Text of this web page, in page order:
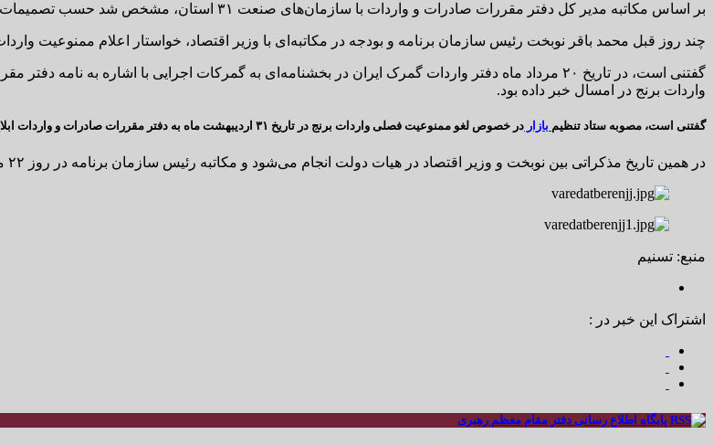
بر اساس مکاتبه مدیر کل دفتر مقررات صادرات و واردات با سازمان‌های صنعت ۳۱ استان، مشخص شد حسب تصمیمات ستاد تنظیم بازار، ممنوعیت فصلی واردات برنج در امسال کماکان برقرار است.
چند روز قبل محمد باقر نوبخت رئیس سازمان برنامه و بودجه در مکاتبه‌ای با وزیر اقتصاد، خواستار اعلام ممنوعیت واردات برنج به گمرکات
گفتنی است، در تاریخ ۲۰ مرداد ماه دفتر واردات گمرک ایران در بخشنامه‌ای به گمرکات اجرایی با اشاره به نامه دفتر مقررات صادرات و واردات و مکاتبه دبیر کارگروه تنظیم
واردات برنج در امسال خبر داده بود.
گفتنی است، مصوبه ستاد تنظیم بازار در خصوص لغو ممنوعیت فصلی واردات برنج در تاریخ ۳۱ اردیبهشت ماه به دفتر مقررات صادرات و واردات ابلاغ شده بود. این در حالی است که رفع این ممنوعیت در تاریخ ۲۰ مرداد ماه به گمرکات اجرایی ابلاغ شد.
در همین تاریخ مذکراتی بین نوبخت و وزیر اقتصاد در هیات دولت انجام می‌شود و مکاتبه رئیس سازمان برنامه در روز ۲۲ مرداد ماه برای پیگیری این موضوع انجام می‌شود.
منبع: تسنیم
اشتراک این خبر در :
پایگاه اطلاع رسانی دفتر مقام معظم رهبری